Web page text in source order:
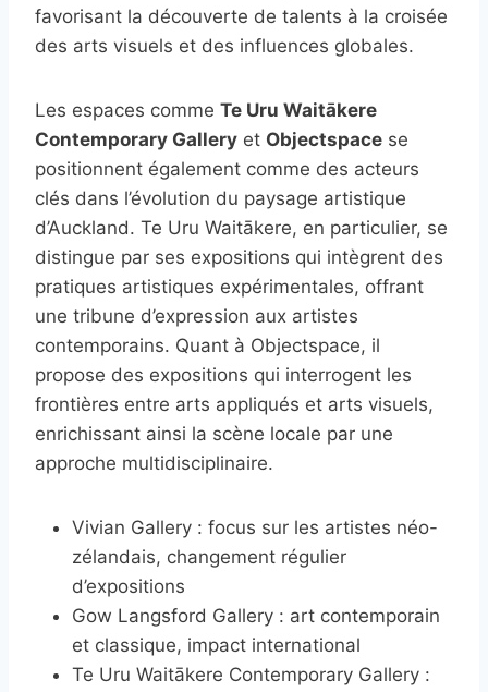
favorisant la découverte de talents à la croisée
des arts visuels et des influences globales.
Les espaces comme Te Uru Waitākere
Contemporary Gallery et Objectspace se
positionnent également comme des acteurs
clés dans l’évolution du paysage artistique
d’Auckland. Te Uru Waitākere, en particulier, se
distingue par ses expositions qui intègrent des
pratiques artistiques expérimentales, offrant
une tribune d’expression aux artistes
contemporains. Quant à Objectspace, il
propose des expositions qui interrogent les
frontières entre arts appliqués et arts visuels,
enrichissant ainsi la scène locale par une
approche multidisciplinaire.
Vivian Gallery : focus sur les artistes néo-
zélandais, changement régulier
d’expositions
Gow Langsford Gallery : art contemporain
et classique, impact international
Te Uru Waitākere Contemporary Gallery :